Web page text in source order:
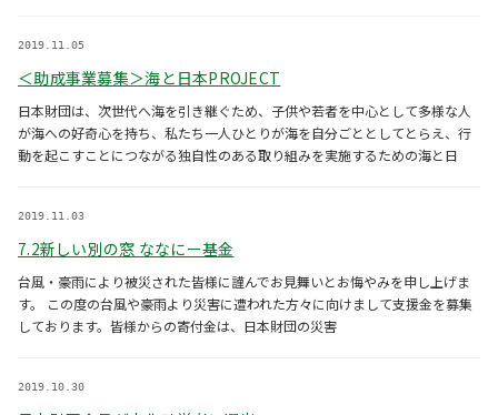
＜助成事業募集＞海と日本PROJECT
2019.11.05
日本財団は、次世代へ海を引き継ぐため、子供や若者を中心として多様な人
が海への好奇心を持ち、私たち一人ひとりが海を自分ごととしてとらえ、行
動を起こすことにつながる独自性のある取り組みを実施するための海と日
7.2新しい別の窓 ななにー基金
2019.11.03
台風・豪雨により被災された皆様に謹んでお見舞いとお悔やみを申し上げま
す。 この度の台風や豪雨より災害に遭われた方々に向けまして支援金を募集
しております。皆様からの寄付金は、日本財団の災害
2019.10.30